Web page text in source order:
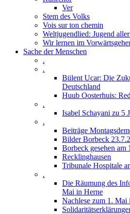
Ver
Stem des Volks
Vois sur ton chemin
Weltjugendlied: Jugend
Wir lernen im
Sache der Menschen
.
.
Bülent Ucar: Die
Deutschland
Huub Oosterhuis:
.
Isabel Schayani zu 5
.
Beiträge
Bilder Borbeck
Borbeck gesehen am
Recklinghausen
Tribunale Hospitale
.
Die Räumung des
Mai in Herne
Nachlese zum 1. Mai